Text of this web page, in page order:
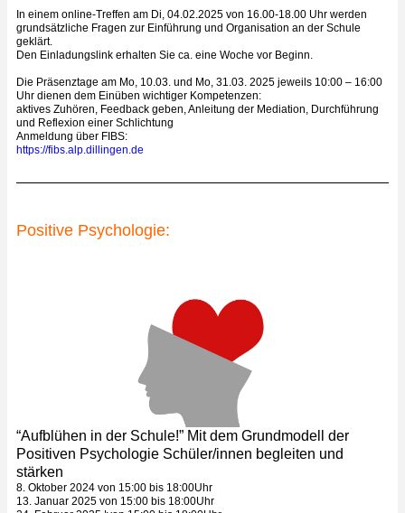
In einem online-Treffen am Di, 04.02.2025 von 16.00-18.00 Uhr werden
grundsätzliche Fragen zur Einführung und Organisation an der Schule
geklärt.
Den Einladungslink erhalten Sie ca. eine Woche vor Beginn.
Die Präsenztage am Mo, 10.03. und Mo, 31.03. 2025 jeweils 10:00 – 16:00
Uhr dienen dem Einüben wichtiger Kompetenzen:
aktives Zuhören, Feedback geben, Anleitung der Mediation, Durchführung
und Reflexion einer Schlichtung
Anmeldung über FIBS:
https://fibs.alp.dillingen.de
Positive Psychologie:
“Aufblühen in der Schule!” Mit dem Grundmodell der
Positiven Psychologie Schüler/innen begleiten und
stärken
8. Oktober 2024 von 15:00 bis 18:00Uhr
13. Januar 2025 von 15:00 bis 18:00Uhr